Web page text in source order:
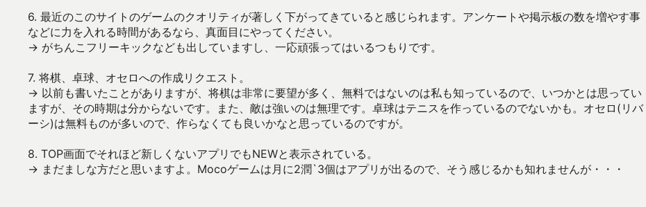
6. 最近のこのサイトのゲームのクオリティが著しく下がってきていると感じられます。アンケートや掲示板の数を増やす事
などに力を入れる時間があるなら、真面目にやってください。
→ がちんこフリーキックなども出していますし、一応頑張ってはいるつもりです。
7. 将棋、卓球、オセロへの作成リクエスト。
→ 以前も書いたことがありますが、将棋は非常に要望が多く、無料ではないのは私も知っているので、いつかとは思ってい
ますが、その時期は分からないです。また、敵は強いのは無理です。卓球はテニスを作っているのでないかも。オセロ(リバ
ーシ)は無料ものが多いので、作らなくても良いかなと思っているのですが。
8. TOP画面でそれほど新しくないアプリでもNEWと表示されている。
→ まだましな方だと思いますよ。Mocoゲームは月に2潤`3個はアプリが出るので、そう感じるかも知れませんが・・・